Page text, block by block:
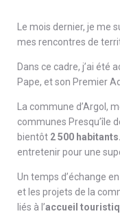
Le mois dernier, je me
mes rencontres de
Dans ce cadre, j’ai été
Pape, et son Premier
La commune d’Argol,
communes Presqu’île
bientôt 2 500 habitants.
entretenir pour une
Un temps d’échange
et les projets de la
liés à l’accueil